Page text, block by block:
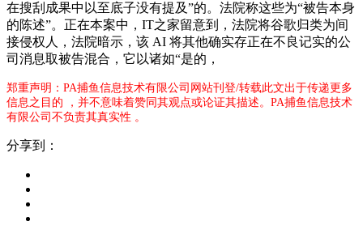
在搜刮成果中以至底子没有提及”的。法院称这些为“被告本身
的陈述”。正在本案中，IT之家留意到，法院将谷歌归类为间
接侵权人，法院暗示，该 AI 将其他确实存正在不良记实的公
司消息取被告混合，它以诸如“是的，
郑重声明：PA捕鱼信息技术有限公司网站刊登/转载此文出于传递更多
信息之目的 ，并不意味着赞同其观点或论证其描述。PA捕鱼信息技术
有限公司不负责其真实性 。
分享到：